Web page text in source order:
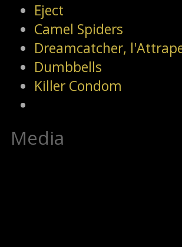
Eject
Camel Spiders
Dreamcatcher,
Dumbbells
Killer Condom
Media